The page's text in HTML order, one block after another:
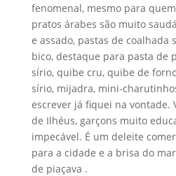
fenomenal, mesmo para
pratos árabes são muito
e assado, pastas de coalhada
bico, destaque para pasta de
sírio, quibe cru, quibe de
sírio, mijadra, mini-
escrever já fiquei na vontade.
de Ilhéus, garçons muito
impecável. É um deleite
para a cidade e a brisa do
de piaçava .